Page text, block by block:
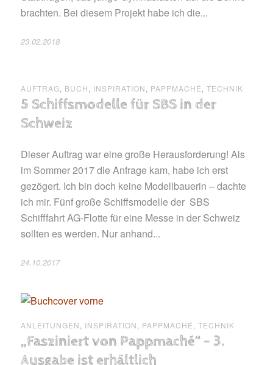
brachten. Bei diesem Projekt habe ich die...
23.02.2018
AUFTRAG, BUCH, INSPIRATION, PAPPMACHÉ, TECHNIK
5 Schiffsmodelle für SBS in der
Schweiz
Dieser Auftrag war eine große Herausforderung! Als
im Sommer 2017 die Anfrage kam, habe ich erst
gezögert. Ich bin doch keine Modellbauerin – dachte
ich mir. Fünf große Schiffsmodelle der SBS
Schifffahrt AG-Flotte für eine Messe in der Schweiz
sollten es werden. Nur anhand...
24.10.2017
ANLEITUNGEN, INSPIRATION, PAPPMACHÉ, TECHNIK
„Fasziniert von Pappmaché“ – 3.
Ausgabe ist erhältlich